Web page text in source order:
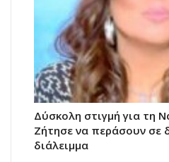
Δύσκολη στιγμή για τη
Ζήτησε να περάσουν σε
διάλειμμα